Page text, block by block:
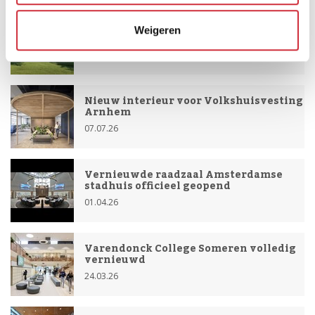
Weigeren
Politie verzamellocatie Land Forum
Nieuw interieur voor Volkshuisvesting
Arnhem
07.07.26
Vernieuwde raadzaal Amsterdamse
stadhuis officieel geopend
01.04.26
Varendonck College Someren volledig
vernieuwd
24.03.26